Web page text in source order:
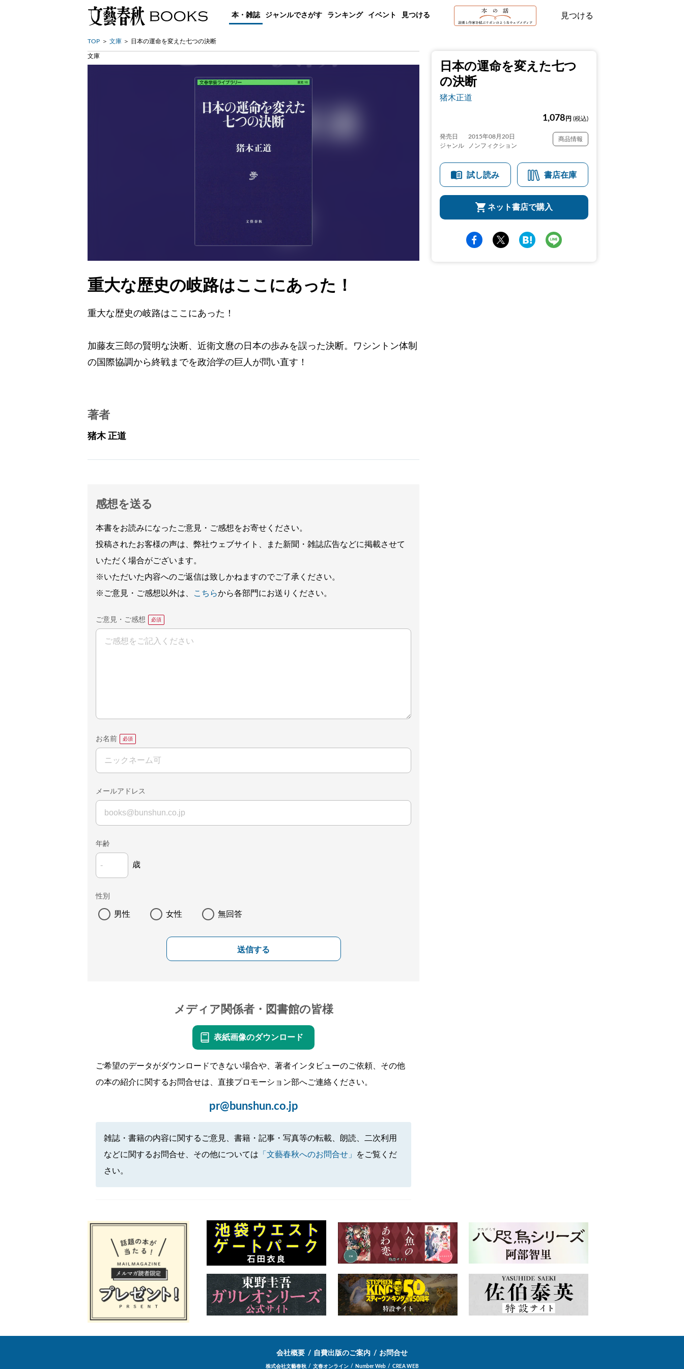
本・雑誌 ジャンルでさがす ランキング イベント 見つける 見つける
TOP 文庫 日本の運命を変えた七つの決断
日本の運命を変えた七つ
の決断
猪木正道
1,078 円 (税込)
発売日
2015年08月20日
ジャンル
ノンフィクション
商品情報
試し読み 書店在庫
ネット書店で購入
文庫
重大な歴史の岐路はここにあった！
重大な歴史の岐路はここにあった！
加藤友三郎の賢明な決断、近衛文麿の日本の歩みを誤った決断。ワシントン体制
の国際協調から終戦までを政治学の巨人が問い直す！
著者
猪木 正道
感想を送る
本書をお読みになったご意見・ご感想をお寄せください。
投稿されたお客様の声は、弊社ウェブサイト、また新聞・雑誌広告などに掲載させて
いただく場合がございます。
※いただいた内容へのご返信は致しかねますのでご了承ください。
※ご意見・ご感想以外は、
こちらから各部門にお送りください。
ご意見・ご感想
お名前
メールアドレス
年齢
歳
性別
男性 女性 無回答
送信する
メディア関係者・図書館の皆様
表紙画像のダウンロード
ご希望のデータがダウンロードできない場合や、著者インタビューのご依頼、その他
の本の紹介に関するお問合せは、直接プロモーション部へご連絡ください。
pr@bunshun.co.jp
雑誌・書籍の内容に関するご意見、書籍・記事・写真等の転載、朗読、二次利用
などに関するお問合せ、その他については 「文藝春秋へのお問合せ」
をご覧くだ
さい。
会社概要 自費出版のご案内 お問合せ
株式会社文藝春秋 文春オンライン Number Web CREA WEB